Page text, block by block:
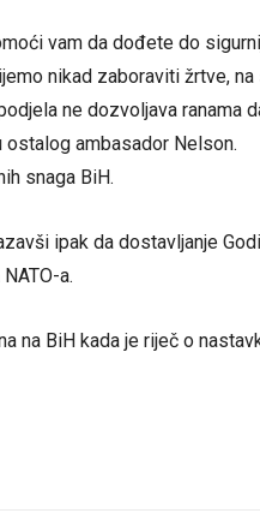
vam da dođete do
nikad zaboraviti žrtve,
ne dozvoljava ranama
ambasador Nelson.
snaga BiH.
ipak da dostavljanje
a.
na BiH kada je riječ o